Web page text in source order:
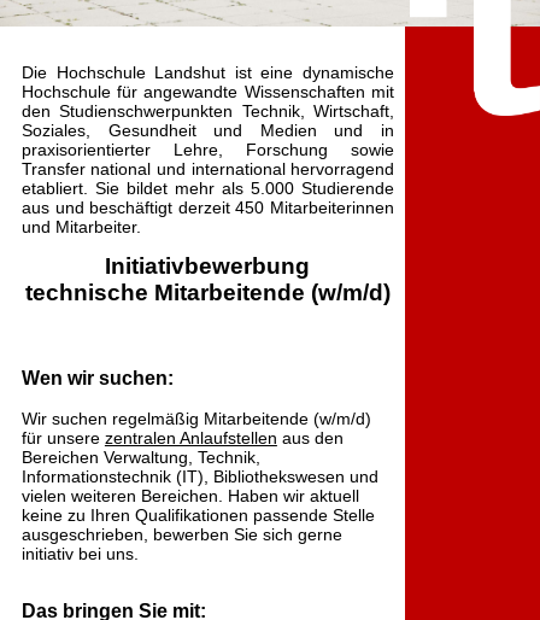
Die Hochschule Landshut ist eine dynamische
Hochschule für angewandte Wissenschaften mit
den Studienschwerpunkten Technik, Wirtschaft,
Soziales, Gesundheit und Medien und in
praxisorientierter Lehre, Forschung sowie
Transfer national und international hervorragend
etabliert. Sie bildet mehr als 5.000 Studierende
aus und beschäftigt derzeit 450 Mitarbeiterinnen
und Mitarbeiter.
Initiativbewerbung
technische Mitarbeitende (w/m/d)
Wen wir suchen:
Wir suchen regelmäßig Mitarbeitende (w/m/d)
für unsere zentralen Anlaufstellen aus den
Bereichen Verwaltung, Technik,
Informationstechnik (IT), Bibliothekswesen und
vielen weiteren Bereichen. Haben wir aktuell
keine zu Ihren Qualifikationen passende Stelle
ausgeschrieben, bewerben Sie sich gerne
initiativ bei uns.
Das bringen Sie mit: